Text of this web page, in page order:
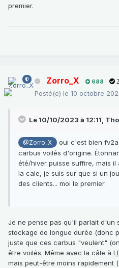
premier.
Zorro_X 688
Posté(e) le 10 octobre
Le 10/10/2023 à 12:11,
@Zorro_X
oui c'est bien fv2a
carbus voilés d'origine.
été/hiver puisse suffire, mais il
la cale, je suis sur que si un
des clients... moi le premier.
Je ne pense pas qu'il parlait d'un
stockage de longue durée (donc
juste que ces carbus "veulent"
être voilés. Même avec la câle à
mais peut-être moins rapidement